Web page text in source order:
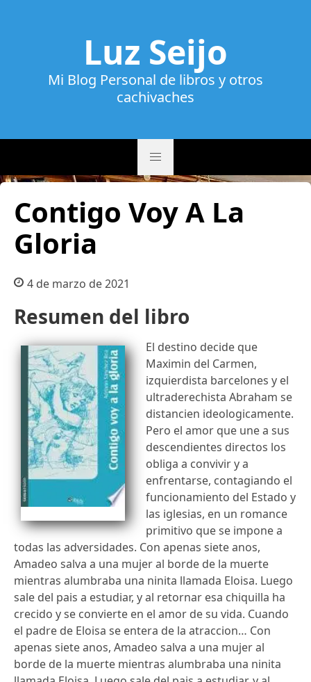
Luz Seijo
Mi Blog Personal de libros y otros
cachivaches
Contigo Voy A La
Gloria
4 de marzo de 2021
Resumen del libro
El destino decide que
Maximin del Carmen,
izquierdista barcelones y el
ultraderechista Abraham se
distancien ideologicamente.
Pero el amor que une a sus
descendientes directos los
obliga a convivir y a
enfrentarse, contagiando el
funcionamiento del Estado y
las iglesias, en un romance
primitivo que se impone a
todas las adversidades. Con apenas siete anos,
Amadeo salva a una mujer al borde de la muerte
mientras alumbraba una ninita llamada Eloisa. Luego
sale del pais a estudiar, y al retornar esa chiquilla ha
crecido y se convierte en el amor de su vida. Cuando
el padre de Eloisa se entera de la atraccion… Con
apenas siete anos, Amadeo salva a una mujer al
borde de la muerte mientras alumbraba una ninita